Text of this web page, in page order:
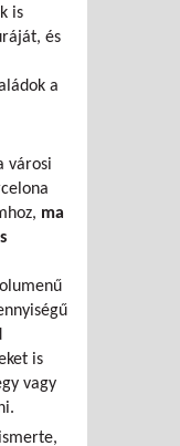
is
és
a
városi
ma
is
vagy